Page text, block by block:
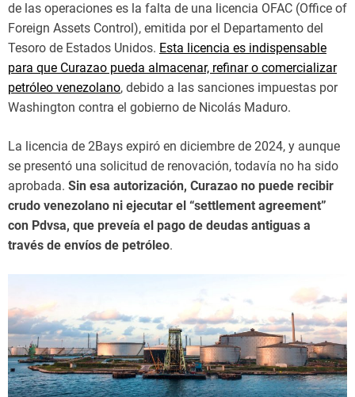
de las operaciones es la falta de una licencia OFAC (Office of
Foreign Assets Control), emitida por el Departamento del
Tesoro de Estados Unidos. Esta licencia es indispensable
para que Curazao pueda almacenar, refinar o comercializar
petróleo venezolano, debido a las sanciones impuestas por
Washington contra el gobierno de Nicolás Maduro.
La licencia de 2Bays expiró en diciembre de 2024, y aunque
se presentó una solicitud de renovación, todavía no ha sido
aprobada. Sin esa autorización, Curazao no puede recibir
crudo venezolano ni ejecutar el “settlement agreement”
con Pdvsa, que preveía el pago de deudas antiguas a
través de envíos de petróleo.